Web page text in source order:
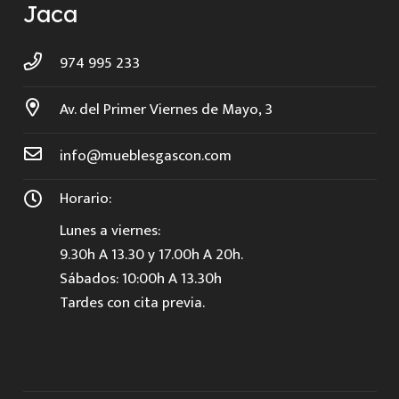
Jaca
974 995 233
Av. del Primer Viernes de Mayo, 3
info@mueblesgascon.com
Horario:
Lunes a viernes:
9.30h A 13.30 y 17.00h A 20h.
Sábados: 10:00h A 13.30h
Tardes con cita previa.